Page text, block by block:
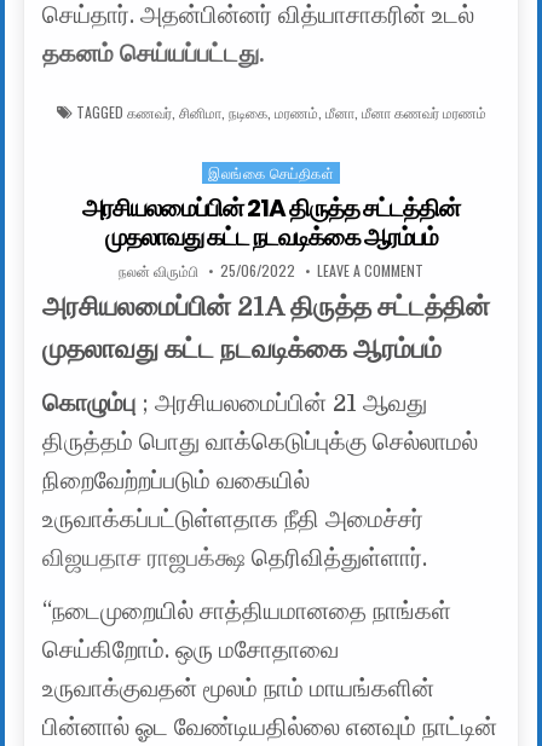
செய்தார். அதன்பின்னர் வித்யாசாகரின் உடல்
தகனம் செய்யப்பட்டது.
TAGGED கணவர், சினிமா, நடிகை, மரணம் மீனா, மீனா கணவர் மரணம்
Posted in
இலங்கை செய்திகள்
அரசியலமைப்பின் 21A திருத்த சட்டத்தின்
முதலாவது கட்ட நடவடிக்கை ஆரம்பம்
AUTHOR:
நலன் விரும்பி PUBLISHED DATE:
25/06/2022 LEAVE A COMMENT
அரசியலமைப்பின் 21A திருத்த சட்டத்தின்
முதலாவது கட்ட நடவடிக்கை ஆரம்பம்
கொழும்பு ; அரசியலமைப்பின் 21 ஆவது
திருத்தம் பொது வாக்கெடுப்புக்கு செல்லாமல்
நிறைவேற்றப்படும் வகையில்
உருவாக்கப்பட்டுள்ளதாக நீதி அமைச்சர்
விஜயதாச ராஜபக்க் ஷ தெரிவித்துள்ளார்.
“நடைமுறையில் சாத்தியமானதை நாங்கள்
செய்கிறோம். ஒரு மசோதாவை
உருவாக்குவதன் மூலம் நாம் மாயங்களின்
பின்னால் ஓட வேண்டியதில்லை எனவும் நாட்டின்